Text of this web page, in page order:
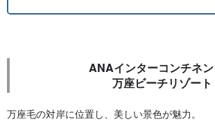
ANAインターコンチネ
万座ビーチリゾート
万座毛の対岸に位置し、美しい景色が魅力。